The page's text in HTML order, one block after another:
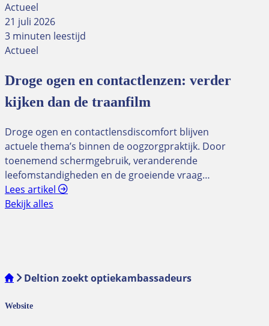
Actueel
21 juli 2026
3 minuten leestijd
Actueel
Droge ogen en contactlenzen: verder
kijken dan de traanfilm
Droge ogen en contactlensdiscomfort blijven
actuele thema’s binnen de oogzorgpraktijk. Door
toenemend schermgebruik, veranderende
leefomstandigheden en de groeiende vraag…
Lees artikel
Bekijk alles
Deltion zoekt optiekambassadeurs
Website